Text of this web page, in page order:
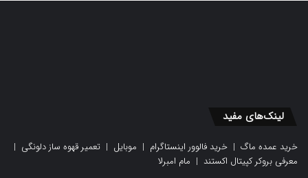
لینک‌های مفید
خرید عمده ماگ | خرید فالوور اینستاگرام | موبایل | تعمیر قهوه ساز دلونگی |
معرفی بروکر کپیتال اکستند | مام امبرلا